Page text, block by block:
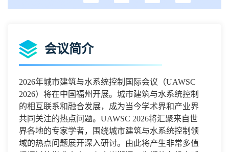
会议简介
2026年城市建筑与水系统控制国际会议 （UAWSC
2026）将在中国福州开展。城市建筑与水系统控制
的相互联系和融合发展，成为当今学术界和产业界
共同关注的热点问题。 UAWSC 2026将汇聚来自世
界各地的专家学者，围绕城市建筑与水系统控制 领
域的热点问题展开深入研讨。 由此将产生非常多值